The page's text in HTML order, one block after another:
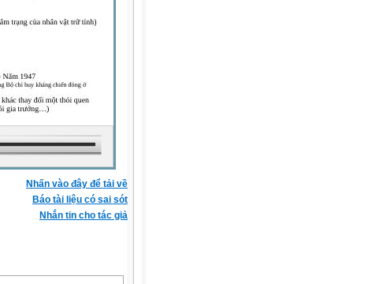
Nhấn vào đây để tải về
Báo tài liệu có sai sót
Nhắn tin cho tác giả